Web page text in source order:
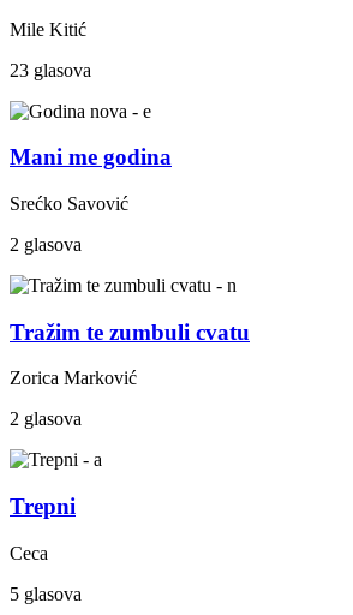
Mile Kitić
23 glasova
Mani me godina
Srećko Savović
2 glasova
Tražim te zumbuli cvatu
Zorica Marković
2 glasova
Trepni
Ceca
5 glasova